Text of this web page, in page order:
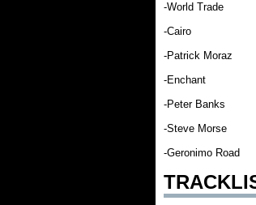
-World Trade
-Cairo
-Patrick Moraz
-Enchant
-Peter Banks
-Steve Morse
-Geronimo Road